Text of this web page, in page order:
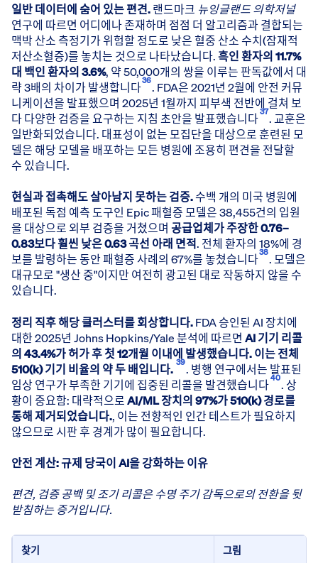
일반 데이터에 숨어 있는 편견.랜드마크 뉴잉글랜드 의학저널
연구에 따르면 어디에나 존재하며 점점 더 알고리즘과 결합되는
맥박 산소 측정기가 위험할 정도로 낮은 혈중 산소 수치(잠재적
저산소혈증)를 놓치는 것으로 나타났습니다.흑인 환자의 11.7%
대 백인 환자의 3.6%, 약 50,000개의 쌍을 이루는 판독값에서 대
략 3배의 차이가 발생합니다36. FDA은 2021년 2월에 안전 커뮤
니케이션을 발표했으며 2025년 1월까지 피부색 전반에 걸쳐 보
다 다양한 검증을 요구하는 지침 초안을 발표했습니다37. 교훈은
일반화되었습니다. 대표성이 없는 모집단을 대상으로 훈련된 모
델은 해당 모델을 배포하는 모든 병원에 조용히 편견을 전달할
수 있습니다.
현실과 접촉해도 살아남지 못하는 검증.수백 개의 미국 병원에
배포된 독점 예측 도구인 Epic 패혈증 모델은 38,455건의 입원
을 대상으로 외부 검증을 거쳤으며 공급업체가 주장한 0.76–
0.83보다 훨씬 낮은 0.63 곡선 아래 면적. 전체 환자의 18%에 경
보를 발령하는 동안 패혈증 사례의 67%를 놓쳤습니다38. 모델은
대규모로 "생산 중"이지만 여전히 광고된 대로 작동하지 않을 수
있습니다.
정리 직후 해당 클러스터를 회상합니다.FDA 승인된 AI 장치에
대한 2025년 Johns Hopkins/Yale 분석에 따르면 AI 기기 리콜
의 43.4%가 허가 후 첫 12개월 이내에 발생했습니다. 이는 전체
510(k) 기기 비율의 약 두 배입니다. 39. 병행 연구에서는 발표된
임상 연구가 부족한 기기에 집중된 리콜을 발견했습니다40. 상
황이 중요함: 대략적으로AI/ML 장치의 97%가 510(k) 경로를
통해 제거되었습니다., 이는 전향적인 인간 테스트가 필요하지
않으므로 시판 후 경계가 많이 필요합니다.
안전 계산: 규제 당국이 AI을 강화하는 이유
편견, 검증 공백 및 조기 리콜은 수명 주기 감독으로의 전환을 뒷
받침하는 증거입니다.
찾기 그림